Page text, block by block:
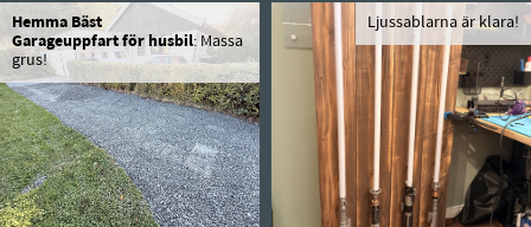
Hemma Bäst
Garageuppfart för husbil: Massa
grus!
Ljussablarna är klara!